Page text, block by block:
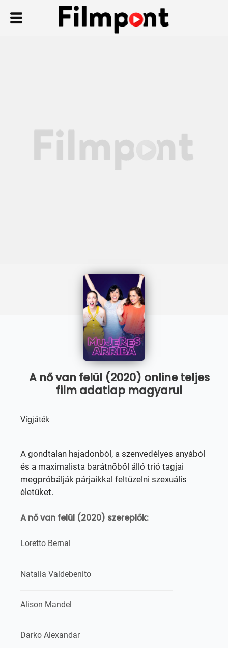
A nő van felül (2020) online teljes
film adatlap magyarul
Vígjáték
A gondtalan hajadonból, a szenvedélyes anyából
és a maximalista barátnőből álló trió tagjai
megpróbálják párjaikkal feltüzelni szexuális
életüket.
A nő van felül (2020) szereplők:
Loretto Bernal
Natalia Valdebenito
Alison Mandel
Darko Alexandar